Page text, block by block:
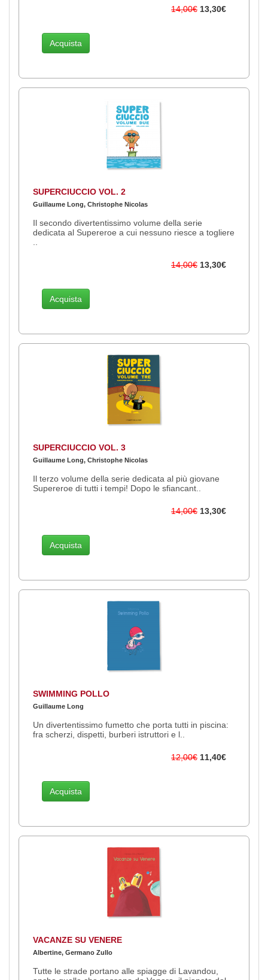
14,00€ 13,30€
Acquista
SUPERCIUCCIO VOL. 2
Guillaume Long, Christophe Nicolas
Il secondo divertentissimo volume della serie
dedicata al Supereroe a cui nessuno riesce a togliere
14,00€ 13,30€
Acquista
SUPERCIUCCIO VOL. 3
Guillaume Long, Christophe Nicolas
Il terzo volume della serie dedicata al più giovane
Supereroe di tutti i tempi! Dopo le sfiancant..
14,00€ 13,30€
Acquista
SWIMMING POLLO
Guillaume Long
Un divertentissimo fumetto che porta tutti in piscina:
fra scherzi, dispetti, burberi istruttori e l..
12,00€ 11,40€
Acquista
VACANZE SU VENERE
Albertine, Germano Zullo
Tutte le strade portano alle spiagge di Lavandou,